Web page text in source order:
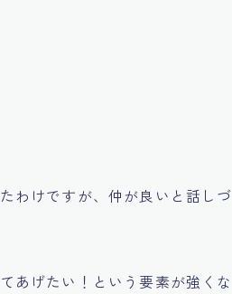
わけですが、仲が良いと話しづ
あげたい！という要素が強くな